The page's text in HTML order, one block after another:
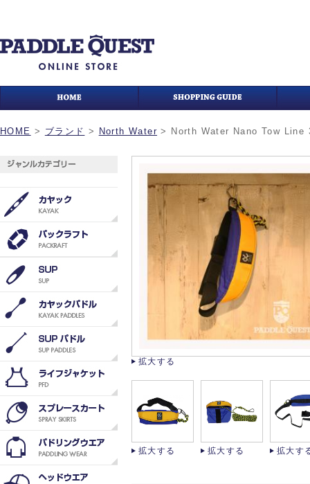
HOME > ブランド > North Water > North Water Nano Tow Line
拡大する
拡大する 拡大する 拡大す